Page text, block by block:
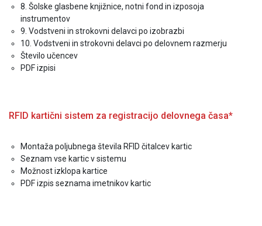
8. Šolske glasbene knjižnice, notni fond in izposoja
instrumentov
9. Vodstveni in strokovni delavci po izobrazbi
10. Vodstveni in strokovni delavci po delovnem razmerju
Število učencev
PDF izpisi
RFID kartični sistem za registracijo delovnega časa*
Montaža poljubnega števila RFID čitalcev kartic
Seznam vse kartic v sistemu
Možnost izklopa kartice
PDF izpis seznama imetnikov kartic